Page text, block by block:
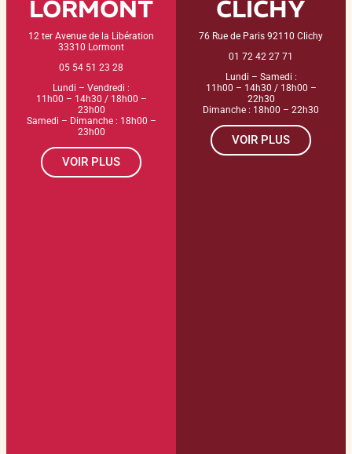
LORMONT
12 ter Avenue de la Libération
33310 Lormont
05 54 51 23 28
Lundi – Vendredi :
11h00 – 14h30 / 18h00 –
23h00
Samedi – Dimanche : 18h00 –
23h00
VOIR PLUS
CLICHY
76 Rue de Paris 92110 Clichy
01 72 42 27 71
Lundi – Samedi :
11h00 – 14h30 / 18h00 –
22h30
Dimanche : 18h00 – 22h30
VOIR PLUS